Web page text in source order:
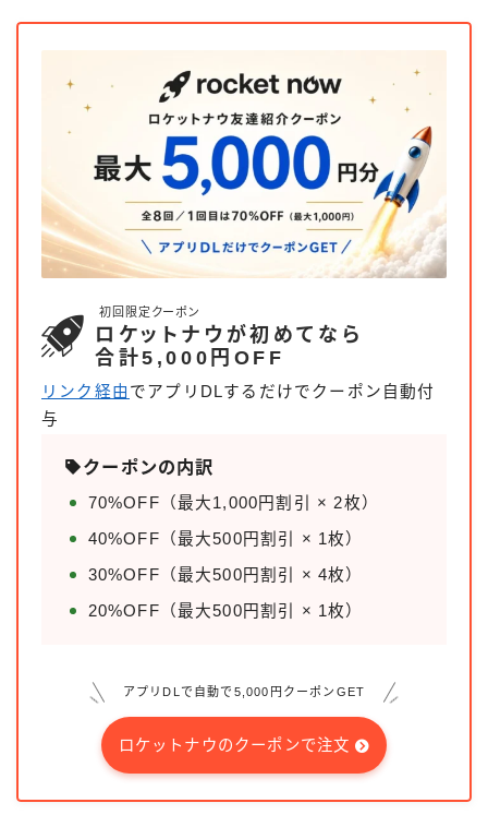
初回限定クーポン
ロケットナウが初めてなら
合計5,000円OFF
リンク経由 でアプリDLするだけでクーポン自動付
与
クーポンの内訳
70%OFF（最大1,000円割引 × 2枚）
40%OFF（最大500円割引 × 1枚）
30%OFF（最大500円割引 × 4枚）
20%OFF（最大500円割引 × 1枚）
アプリDLで自動で5,000円クーポンGET
ロケットナウのクーポンで注文